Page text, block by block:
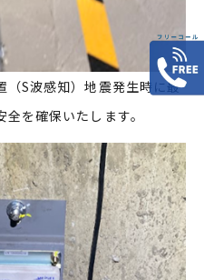
（S波感知）地震発生時に最
を確保いたします。